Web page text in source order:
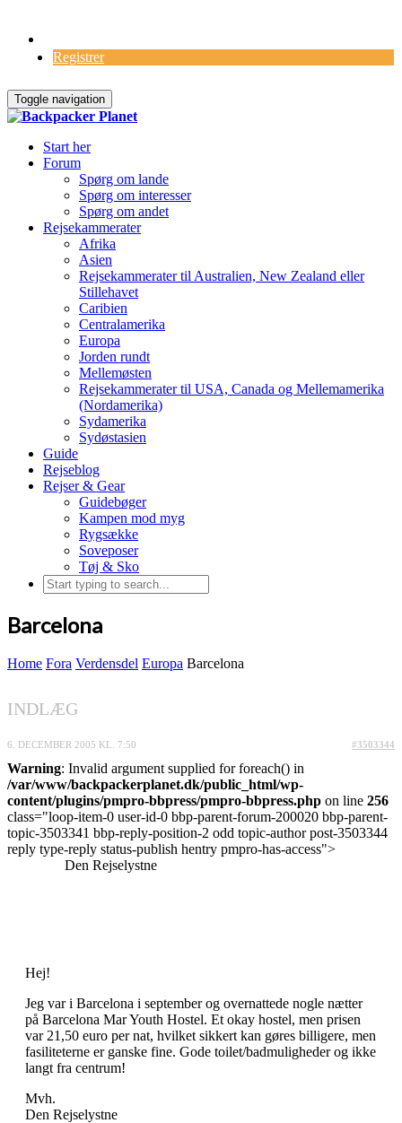
Registrer
Toggle navigation
Start her
Forum
Spørg om lande
Spørg om interesser
Spørg om andet
Rejsekammerater
Afrika
Asien
Rejsekammerater til Australien, New Zealand eller
Stillehavet
Caribien
Centralamerika
Europa
Jorden rundt
Mellemøsten
Rejsekammerater til USA, Canada og Mellemamerika
(Nordamerika)
Sydamerika
Sydøstasien
Guide
Rejseblog
Rejser & Gear
Guidebøger
Kampen mod myg
Rygsække
Soveposer
Tøj & Sko
Barcelona
Home Fora Verdensdel Europa Barcelona
INDLÆG
6. DECEMBER 2005 KL. 7:50 #3503344
Warning: Invalid argument supplied for foreach() in
/var/www/backpackerplanet.dk/public_html/wp-
content/plugins/pmpro-bbpress/pmpro-bbpress.php on line 256
class="loop-item-0 user-id-0 bbp-parent-forum-200020 bbp-parent-
topic-3503341 bbp-reply-position-2 odd topic-author post-3503344
reply type-reply status-publish hentry pmpro-has-access">
Den Rejselystne
Hej!
Jeg var i Barcelona i september og overnattede nogle nætter
på Barcelona Mar Youth Hostel. Et okay hostel, men prisen
var 21,50 euro per nat, hvilket sikkert kan gøres billigere, men
fasiliteterne er ganske fine. Gode toilet/badmuligheder og ikke
langt fra centrum!
Mvh.
Den Rejselystne